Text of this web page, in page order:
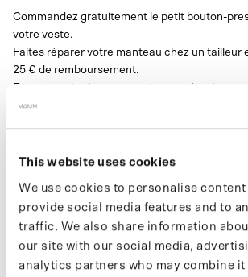
This website uses cookies
We use cookies to personalise content
provide social media features and to
traffic. We also share information
our site with our social media,
analytics partners who may combine
Commandez gratuitement le petit bouton-
votre veste.
Faites réparer votre manteau chez un tailleur
25 € de remboursement.
Envoyez votre bon avec votre numéro de
support@maium.nl.
Ce bouton est utilisé pour presque tous les
Seuls les manteaux Mac et Trench
SPÉCIFICATIONS